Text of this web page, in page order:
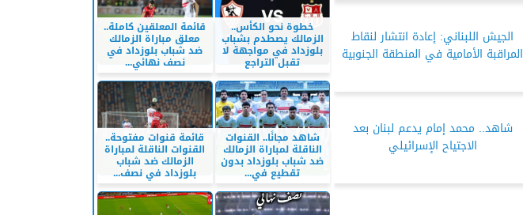
الجيش اللبناني: إعادة انتشار لنقاط
المراقبة الأمامية في المنطقة الجنوبية
شاهد.. محمد إمام يدعم لبنان بعد
الاجتياح الإسرائيلي
خطوة نحو الكأس..
الزمالك يصطدم بشباب
بلوزداد في مواجهة لا
تقبل التراجع
قائمة المعلقين كاملة..
معلق مباراة الزمالك
ضد شباب بلوزداد في
نصف نهائي...
شاهد مجانًا.. القنوات
الناقلة لمباراة الزمالك
ضد شباب بلوزداد بدون
تقطيع في...
قائمة قنوات مفتوحة..
القنوات الناقلة لمباراة
الزمالك ضد شباب
بلوزداد في نصف...